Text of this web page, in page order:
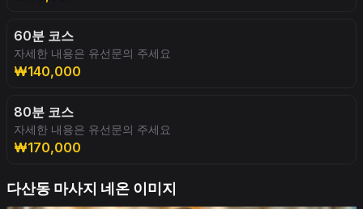
60분 코스
자세한 내용은 유선문의 주세요
₩140,000
80분 코스
자세한 내용은 유선문의 주세요
₩170,000
다산동 마사지 네온 이미지